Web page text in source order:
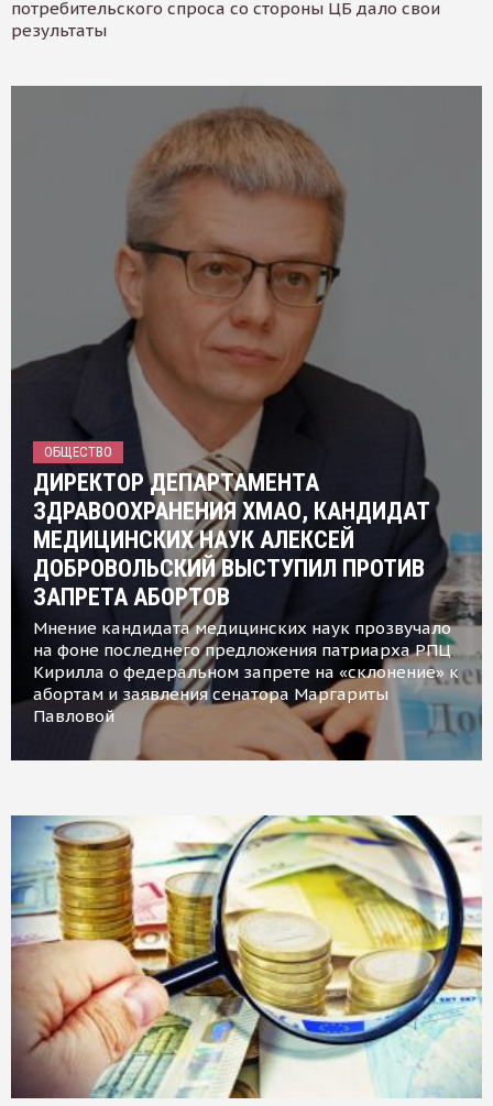
потребительского спроса со стороны ЦБ дало свои
результаты
ОБЩЕСТВО
ДИРЕКТОР ДЕПАРТАМЕНТА
ЗДРАВООХРАНЕНИЯ ХМАО, КАНДИДАТ
МЕДИЦИНСКИХ НАУК АЛЕКСЕЙ
ДОБРОВОЛЬСКИЙ ВЫСТУПИЛ ПРОТИВ
ЗАПРЕТА АБОРТОВ
Мнение кандидата медицинских наук прозвучало
на фоне последнего предложения патриарха РПЦ
Кирилла о федеральном запрете на «склонение» к
абортам и заявления сенатора Маргариты
Павловой